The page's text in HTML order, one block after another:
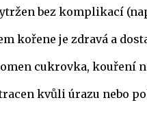
bez komplikací
kořene je zdravá a
cukrovka, kouření
kvůli úrazu nebo